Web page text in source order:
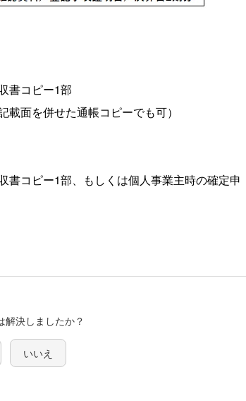
書コピー1部
載面を併せた通帳コピーでも可）
書コピー1部、もしくは個人事業主時の確定申
解決しましたか？
いいえ